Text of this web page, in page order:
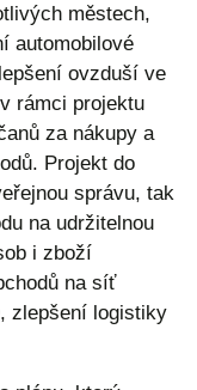
městech,
automobilové
ovzduší ve
rámci projektu
za nákupy a
Projekt do
správu, tak
na udržitelnou
i zboží
na síť
zlepšení logistiky